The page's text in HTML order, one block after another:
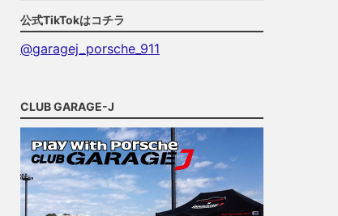
公式TikTokはコチラ
@garagej_porsche_911
CLUB GARAGE-J